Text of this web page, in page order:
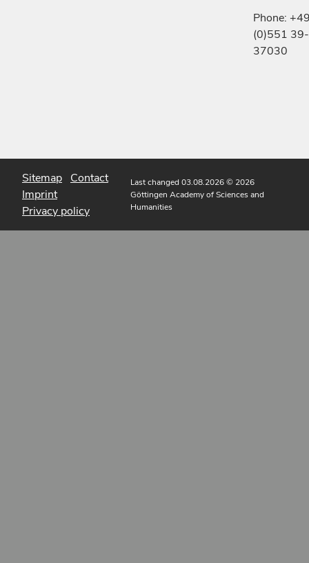
Phone:
(0)551 39-
37030
Sitemap Contact
Imprint
Privacy policy
Last changed 03.08.2026© 2026
Göttingen Academy of Sciences and
Humanities